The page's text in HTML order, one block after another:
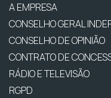
A EMPRESA
CONSELHO GERAL
CONSELHO DE OPINIÃO
CONTRATO DE
RÁDIO E TELEVISÃO
RGPD